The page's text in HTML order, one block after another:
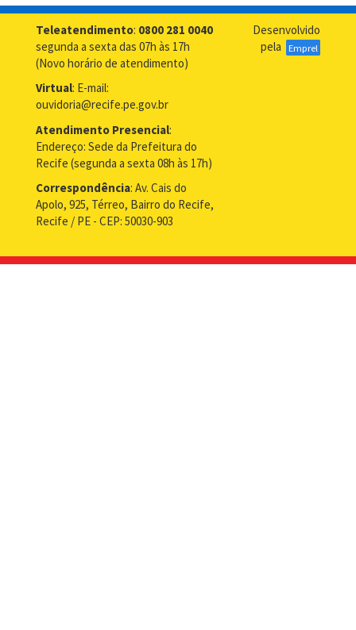
do
Recife
apresenta
projeto
Seminário
Nacional
de
Ouvidoria
Teleatendimento: 0800 281 0040
segunda a sexta das 07h às 17h
(Novo horário de atendimento)
Virtual: E-mail:
ouvidoria@recife.pe.gov.br
Atendimento Presencial:
Endereço: Sede da Prefeitura do
Recife (segunda a sexta 08h às 17h)
Correspondência: Av. Cais do
Apolo, 925, Térreo, Bairro do Recife,
Recife / PE - CEP: 50030-903
Desenvolvido
pela
Emprel